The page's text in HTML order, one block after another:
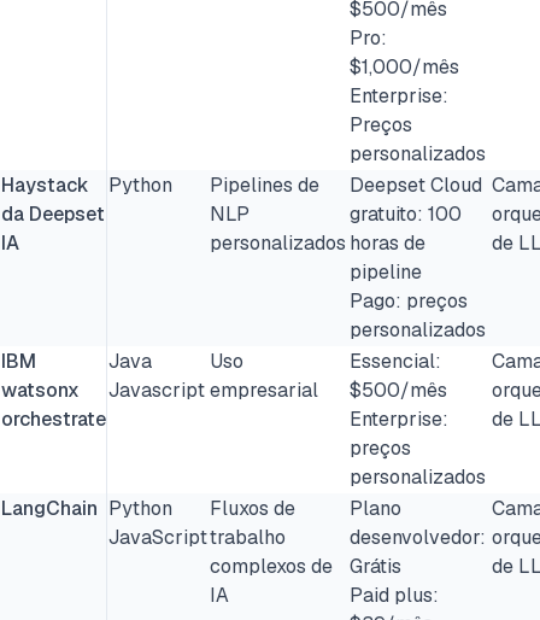
$500/mês
Pro:
$1,000/mês
Enterprise:
Preços
personalizados
Haystack
da Deepset
IA
Python
Pipelines de
NLP
personalizados
Deepset Cloud
gratuito: 100
horas de
pipeline
Pago: preços
personalizados
de
IBM
watsonx
orchestrate
Java
Javascript
Uso
empresarial
Essencial:
$500/mês
Enterprise:
preços
personalizados
de
LangChain Python
JavaScript
Fluxos de
trabalho
complexos de
IA
Plano
desenvolvedor:
Grátis
Paid plus:
de